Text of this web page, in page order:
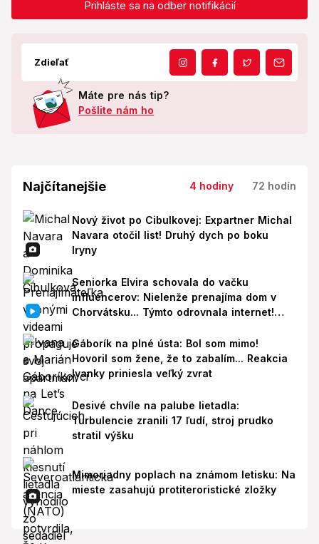
Prihláste sa na odber notifikácií
Zdieľať
Máte pre nás tip?
Pošlite nám ho
Najčítanejšie 4 hodiny 72 hodín
Nový život po Cibulkovej: Expartner Michal
Navara otočil list! Druhý dych po boku
Iryny
Seniorka Elvira schovala do vačku
influencerov: Nielenže prenajíma dom v
Chorvátsku... Týmto odrovnala internet!
Gáborík na plné ústa: Bol som mimo!
Hovoril som žene, že to zabalím... Reakcia
Ivanky priniesla veľký zvrat
Desivé chvíle na palube lietadla:
Turbulencie zranili 17 ľudí, stroj prudko
stratil výšku
Mimoriadny poplach na známom letisku: Na
mieste zasahujú protiteroristické zložky